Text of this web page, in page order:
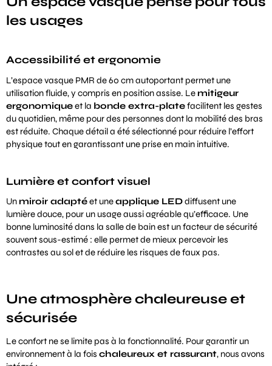
les usages
Accessibilité et ergonomie
L’espace vasque PMR de 60 cm autoportant permet une
utilisation fluide, y compris en position assise. Lemitigeur
ergonomiqueet la bonde extra-platefacilitent les gestes
du quotidien, même pour des personnes dont la mobilité des bras
est réduite. Chaque détail a été sélectionné pour réduire l’effort
physique tout en garantissant une prise en main intuitive.
Lumière et confort visuel
Unmiroir adaptéet uneapplique LEDdiffusent une
lumière douce, pour un usage aussi agréable qu’efficace. Une
bonne luminosité dans la salle de bain est un facteur de sécurité
souvent sous-estimé : elle permet de mieux percevoir les
contrastes au sol et de réduire les risques de faux pas.
Une atmosphère chaleureuse et
sécurisée
Le confort ne se limite pas à la fonctionnalité. Pour garantir un
environnement à la fois chaleureux et rassurant, nous avons